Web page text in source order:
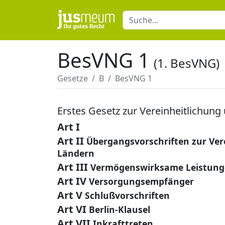
BesVNG 1 (1. BesVNG)
Gesetze B BesVNG 1
Erstes Gesetz zur
Art I
Art II Übergangsvorschriften zur
Ländern
Art III Vermögenswirksame
Art IV Versorgungsempfänger
Art V Schlußvorschriften
Art VI Berlin-Klausel